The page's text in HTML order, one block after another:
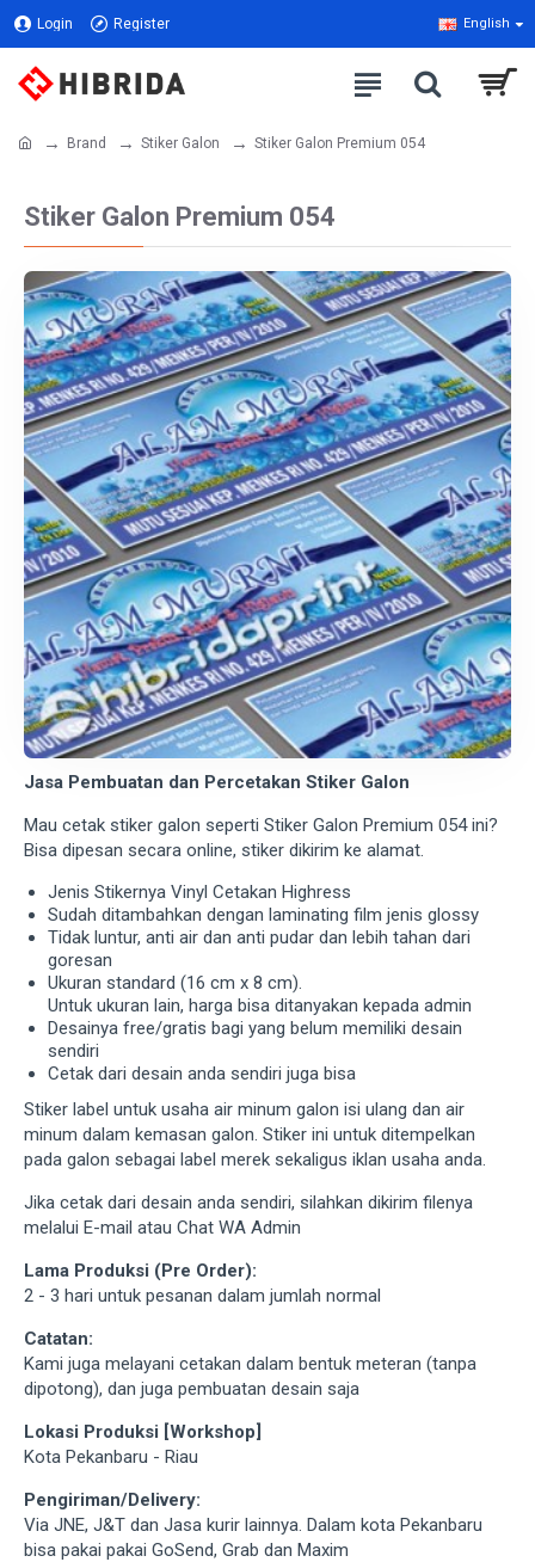
Login Register English
Brand Stiker Galon Stiker Galon Premium 054
Stiker Galon Premium 054
Jasa Pembuatan dan Percetakan Stiker Galon
Mau cetak stiker galon seperti Stiker Galon Premium 054 ini?
Bisa dipesan secara online, stiker dikirim ke alamat.
Jenis Stikernya Vinyl Cetakan Highress
Sudah ditambahkan dengan laminating film jenis glossy
Tidak luntur, anti air dan anti pudar dan lebih tahan dari
goresan
Ukuran standard (16 cm x 8 cm).
Untuk ukuran lain, harga bisa ditanyakan kepada admin
Desainya free/gratis bagi yang belum memiliki desain
sendiri
Cetak dari desain anda sendiri juga bisa
Stiker label untuk usaha air minum galon isi ulang dan air
minum dalam kemasan galon. Stiker ini untuk ditempelkan
pada galon sebagai label merek sekaligus iklan usaha anda.
Jika cetak dari desain anda sendiri, silahkan dikirim filenya
melalui E-mail atau Chat WA Admin
Lama Produksi (Pre Order):
2 - 3 hari untuk pesanan dalam jumlah normal
Catatan:
Kami juga melayani cetakan dalam bentuk meteran (tanpa
dipotong), dan juga pembuatan desain saja
Lokasi Produksi [Workshop]
Kota Pekanbaru - Riau
Pengiriman/Delivery:
Via JNE, J&T dan Jasa kurir lainnya. Dalam kota Pekanbaru
bisa pakai pakai GoSend, Grab dan Maxim